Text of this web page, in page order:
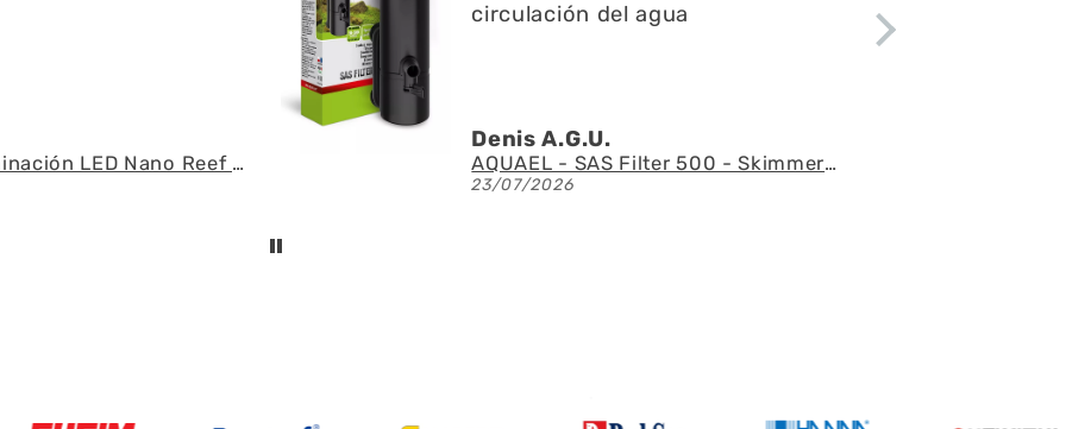
AQUAEL - SAS Filter 500 - Skimmer de superficie
espectacular
Ángel l.Z.p.
Acuario con mueble AQUAEL GLOSSY 150 BLACK de 405 litros
21/07/2026